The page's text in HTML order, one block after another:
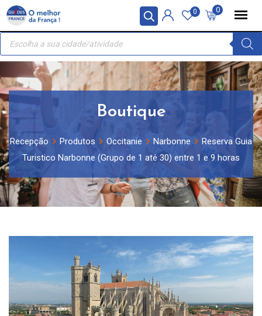
Painel de Gerenciamento de Cookies
Skip
content
0
0
Recherche
produits
Boutique
Recepção Produtos Occitanie Narbonne
Reserva Guia
Turistico Narbonne (Grupo de 1 até 30) entre 1 e 9 horas